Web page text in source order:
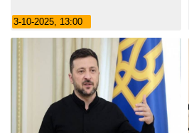
3-10-2025, 13:00